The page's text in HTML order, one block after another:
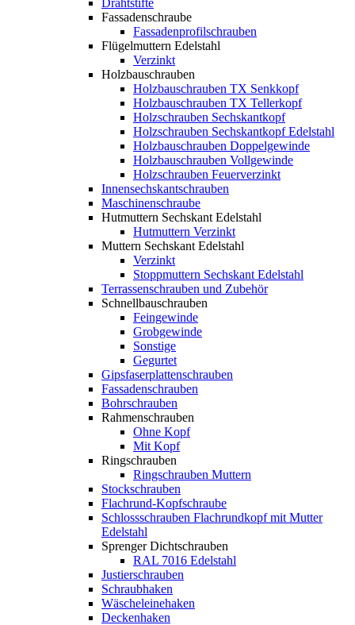
Drahtstifte
Fassadenschraube
Fassadenprofilschrauben
Flügelmuttern Edelstahl
Verzinkt
Holzbauschrauben
Holzbauschrauben TX Senkkopf
Holzbauschrauben TX Tellerkopf
Holzschrauben Sechskantkopf
Holzschrauben Sechskantkopf Edelstahl
Holzbauschrauben Doppelgewinde
Holzbauschrauben Vollgewinde
Holzschrauben Feuerverzinkt
Innensechskantschrauben
Maschinenschraube
Hutmuttern Sechskant Edelstahl
Hutmuttern Verzinkt
Muttern Sechskant Edelstahl
Verzinkt
Stoppmuttern Sechskant Edelstahl
Terrassenschrauben und Zubehör
Schnellbauschrauben
Feingewinde
Grobgewinde
Sonstige
Gegurtet
Gipsfaserplattenschrauben
Fassadenschrauben
Bohrschrauben
Rahmenschrauben
Ohne Kopf
Mit Kopf
Ringschrauben
Ringschrauben Muttern
Stockschrauben
Flachrund-Kopfschraube
Schlossschrauben Flachrundkopf mit Mutter
Edelstahl
Sprenger Dichtschrauben
RAL 7016 Edelstahl
Justierschrauben
Schraubhaken
Wäscheleinehaken
Deckenhaken